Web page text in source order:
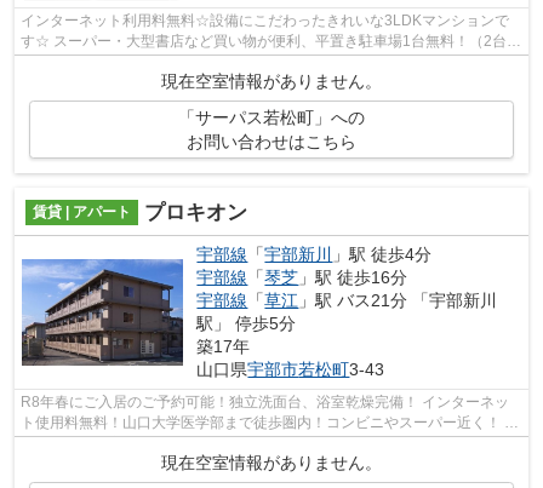
インターネット利用料無料☆設備にこだわったきれいな3LDKマンションで
す☆ スーパー・大型書店など買い物が便利、平置き駐車場1台無料！（2台目
相談可） ご内覧も可能ですので、お気軽...
現在空室情報がありません。
「サーパス若松町」への
お問い合わせはこちら
賃貸 | アパート プロキオン
宇部線 「宇部新川
」駅 徒歩4分
宇部線 「琴芝 」駅 徒歩16分
宇部線 「草江 」駅 バス21分 「宇部新川
駅」 停歩5分
築17年
山口県宇部市若松町3-43
R8年春にご入居のご予約可能！独立洗面台、浴室乾燥完備！ インターネッ
ト使用料無料！山口大学医学部まで徒歩圏内！コンビニやスーパー近く！ 詳
現在空室情報がありません。